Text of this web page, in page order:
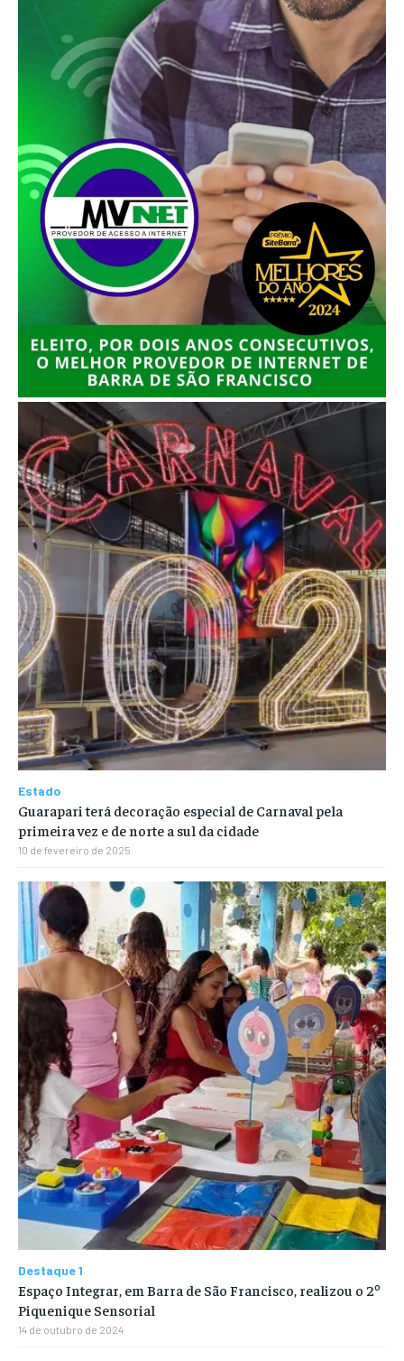
Estado
Guarapari terá decoração especial de Carnaval pela
primeira vez e de norte a sul da cidade
10 de fevereiro de 2025
Destaque 1
Espaço Integrar, em Barra de São Francisco, realizou o 2º
Piquenique Sensorial
14 de outubro de 2024